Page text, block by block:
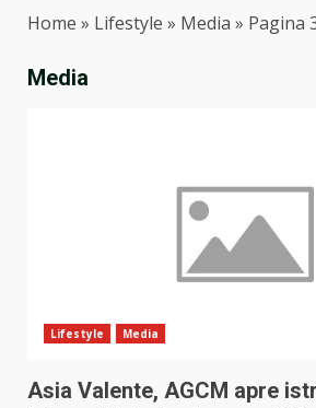
Home » Lifestyle » Media » Pagina
Media
Lifestyle Media
Asia Valente, AGCM apre